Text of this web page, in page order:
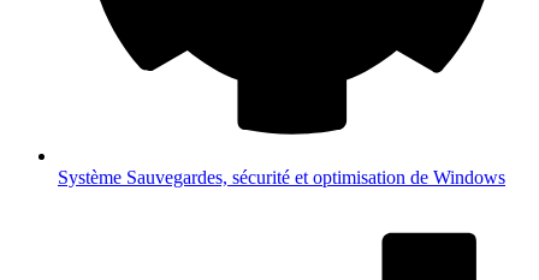
Système Sauvegardes, sécurité et optimisation de Windows